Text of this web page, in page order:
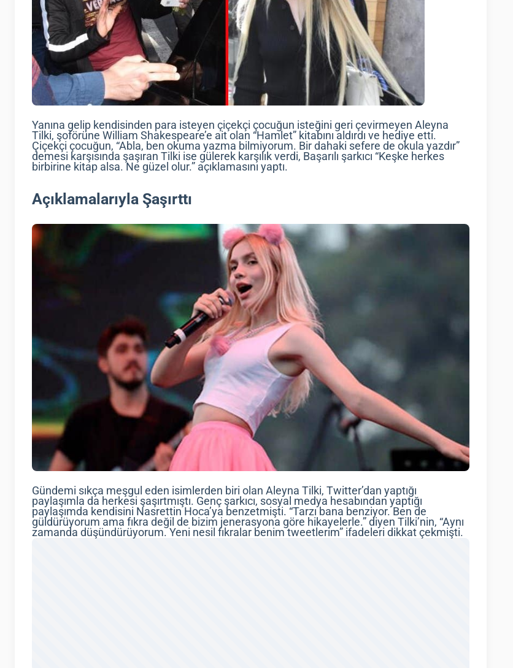
Yanına gelip kendisinden para isteyen çiçekçi çocuğun isteğini geri çevirmeyen Aleyna
Tilki, şoförüne William Shakespeare’e ait olan “Hamlet” kitabını aldırdı ve hediye etti.
Çiçekçi çocuğun, “Abla, ben okuma yazma bilmiyorum. Bir dahaki sefere de okula yazdır”
demesi karşısında şaşıran Tilki ise gülerek karşılık verdi, Başarılı şarkıcı “Keşke herkes
birbirine kitap alsa. Ne güzel olur.” açıklamasını yaptı.
Açıklamalarıyla Şaşırttı
Gündemi sıkça meşgul eden isimlerden biri olan Aleyna Tilki, Twitter’dan yaptığı
paylaşımla da herkesi şaşırtmıştı. Genç şarkıcı, sosyal medya hesabından yaptığı
paylaşımda kendisini Nasrettin Hoca’ya benzetmişti. “Tarzı bana benziyor. Ben de
güldürüyorum ama fıkra değil de bizim jenerasyona göre hikayelerle.” diyen Tilki’nin, “Aynı
zamanda düşündürüyorum. Yeni nesil fıkralar benim tweetlerim” ifadeleri dikkat çekmişti.